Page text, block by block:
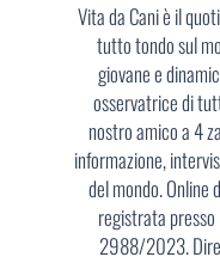
Vita da Cani è il
tutto tondo sul
giovane e
osservatrice di
nostro amico a 4
informazione,
del mondo.
registrata presso
2988/2023.